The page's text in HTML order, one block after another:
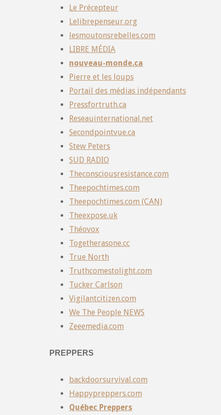
Le Précepteur
Lelibrepenseur.org
lesmoutonsrebelles.com
LIBRE MÉDIA
nouveau-monde.ca
Pierre et les loups
Portail des médias indépendants
Pressfortruth.ca
Reseauinternational.net
Secondpointvue.ca
Stew Peters
SUD RADIO
Theconsciousresistance.com
Theepochtimes.com
Theepochtimes.com (CAN)
Theexpose.uk
Théovox
Togetherasone.cc
True North
Truthcomestolight.com
Tucker Carlson
Vigilantcitizen.com
We The People NEWS
Zeeemedia.com
PREPPERS
backdoorsurvival.com
Happypreppers.com
Québec Preppers